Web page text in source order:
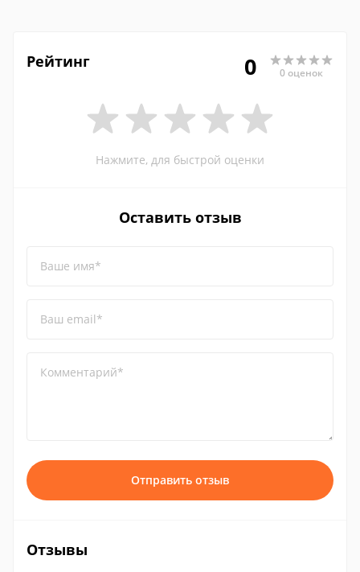
Рейтинг 0 0 оценок
Нажмите, для быстрой оценки
Оставить отзыв
Ваше имя*
Ваш email*
Комментарий*
Отправить отзыв
Отзывы